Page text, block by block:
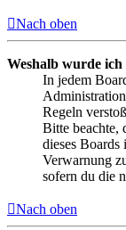
Nach oben
Weshalb wurde
In jedem
Regeln
Bitte beachte,
dieses
Verwarnung
sofern du die
Nach oben